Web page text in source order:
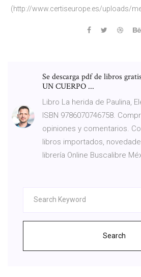
(http://www.certiseurope.es/uploads/
Se descarga pdf de libros
UN CUERPO ...
Libro La herida de Paulina,
ISBN 9786070746758.
opiniones y comentarios.
libros importados,
librería Online Buscalibre
Search